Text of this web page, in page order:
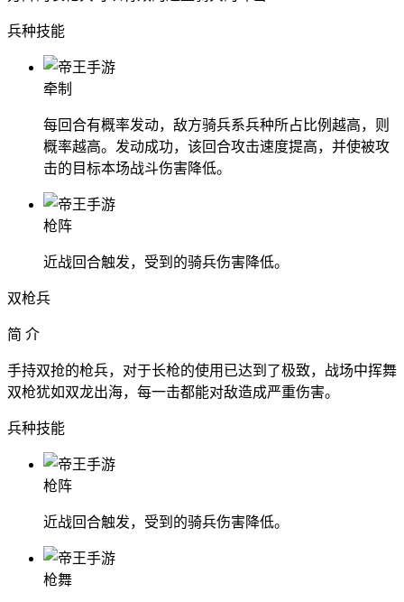
兵种技能
牵制
每回合有概率发动，敌方骑兵系兵种所占比例越高，则
概率越高。发动成功，该回合攻击速度提高，并使被攻
击的目标本场战斗伤害降低。
枪阵
近战回合触发，受到的骑兵伤害降低。
双枪兵
简 介
手持双抢的枪兵，对于长枪的使用已达到了极致，战场中挥舞
双枪犹如双龙出海，每一击都能对敌造成严重伤害。
兵种技能
枪阵
近战回合触发，受到的骑兵伤害降低。
枪舞